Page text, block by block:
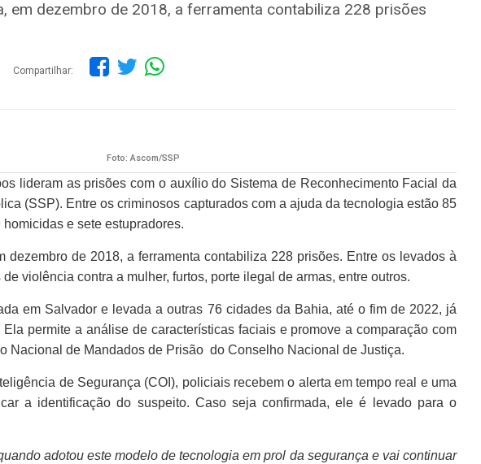
em dezembro de 2018, a ferramenta contabiliza 228 prisões
Compartilhar:
Foto: Ascom/SSP
lideram as prisões com o auxílio do Sistema de Reconhecimento Facial da
(SSP). Entre os criminosos capturados com a ajuda da tecnologia estão 85
e sete estupradores.
dezembro de 2018, a ferramenta contabiliza 228 prisões. Entre os levados à
violência contra a mulher, furtos, porte ilegal de armas, entre outros.
em Salvador e levada a outras 76 cidades da Bahia, até o fim de 2022, já
permite a análise de características faciais e promove a comparação com
Nacional de Mandados de Prisão do Conselho Nacional de Justiça.
de Segurança (COI), policiais recebem o alerta em tempo real e uma
a identificação do suspeito. Caso seja confirmada, ele é levado para o
adotou este modelo de tecnologia em prol da segurança e vai continuar